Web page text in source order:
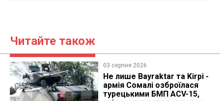
Читайте також
03 серпня 2026
Не лише Bayraktar та Kirpi -
армія Сомалі озброїлася
турецькими БМП ACV-15,